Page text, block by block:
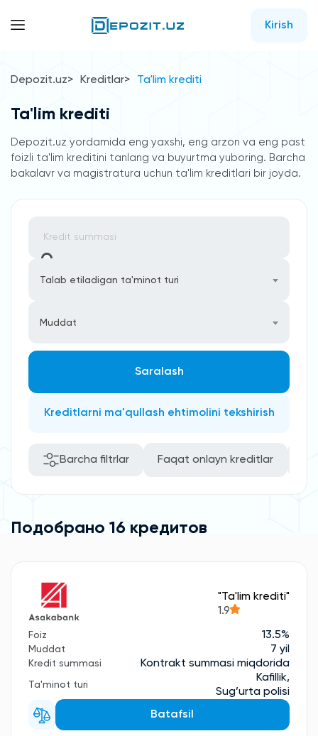
Kirish
Depozit.uz Kreditlar Ta'lim krediti
Ta'lim krediti
Depozit.uz yordamida eng yaxshi, eng arzon va eng past
foizli ta'lim kreditini tanlang va buyurtma yuboring. Barcha
bakalavr va magistratura uchun ta'lim kreditlari bir joyda.
Talab etiladigan ta'minot turi
Muddat
Saralash
Kreditlarni ma'qullash ehtimolini tekshirish
Barcha filtrlar Faqat onlayn kreditlar
Подобрано 16 кредитов
"Ta'lim krediti"
1.9
Foiz 13.5%
Muddat 7 yil
Kredit summasi Kontrakt summasi miqdorida
Ta'minot turi
Kafillik,
Sug’urta polisi
Batafsil